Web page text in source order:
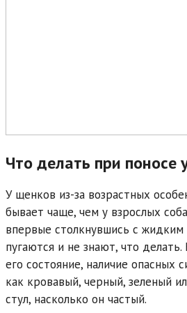
Что делать при поносе
У щенков из-за возрастных
бывает чаще, чем у взрослых
впервые столкнувшись с
пугаются и не знают, что
его состояние, наличие опасных
как кровавый, черный, зеленый
стул, насколько он частый.